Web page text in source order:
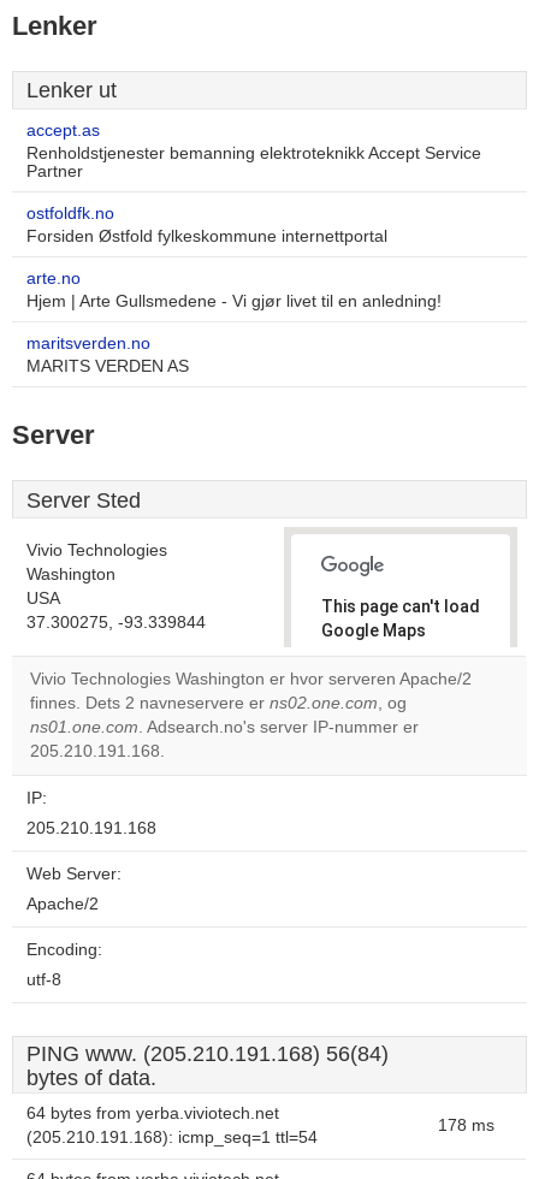
Lenker
Lenker ut
accept.as
Renholdstjenester bemanning elektroteknikk Accept Service
Partner
ostfoldfk.no
Forsiden Østfold fylkeskommune internettportal
arte.no
Hjem | Arte Gullsmedene - Vi gjør livet til en anledning!
maritsverden.no
MARITS VERDEN AS
Server
Server Sted
Vivio Technologies
Washington
USA
37.300275, -93.339844
This page can't load
Google Maps
correctly.
Do you
own this
Vivio Technologies Washington er hvor serveren Apache/2
finnes. Dets 2 navneservere er ns02.one.com, og
ns01.one.com. Adsearch.no's server IP-nummer er
205.210.191.168.
IP:
205.210.191.168
Web Server:
Apache/2
Encoding:
utf-8
PING www. (205.210.191.168) 56(84)
bytes of data.
64 bytes from yerba.viviotech.net
(205.210.191.168): icmp_seq=1 ttl=54
178 ms